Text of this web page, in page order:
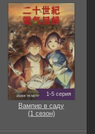
1-5 серия
Вампир в саду
(1 сезон)